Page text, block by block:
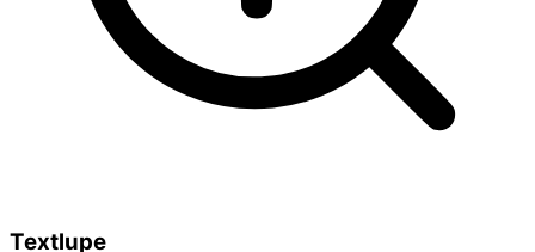
Textlupe